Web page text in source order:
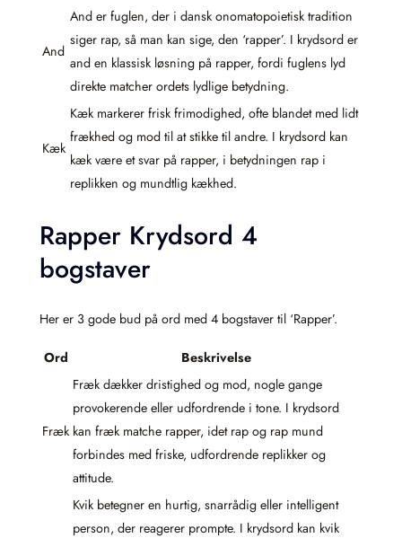
And
And er fuglen, der i dansk onomatopoietisk tradition
siger rap, så man kan sige, den ‘rapper’. I krydsord er
and en klassisk løsning på rapper, fordi fuglens lyd
direkte matcher ordets lydlige betydning.
Kæk
Kæk markerer frisk frimodighed, ofte blandet med lidt
frækhed og mod til at stikke til andre. I krydsord kan
kæk være et svar på rapper, i betydningen rap i
replikken og mundtlig kækhed.
Rapper Krydsord 4
bogstaver
Her er 3 gode bud på ord med 4 bogstaver til ‘Rapper’.
Ord Beskrivelse
Fræk
Fræk dækker dristighed og mod, nogle gange
provokerende eller udfordrende i tone. I krydsord
kan fræk matche rapper, idet rap og rap mund
forbindes med friske, udfordrende replikker og
attitude.
Kvik betegner en hurtig, snarrådig eller intelligent
person, der reagerer prompte. I krydsord kan kvik